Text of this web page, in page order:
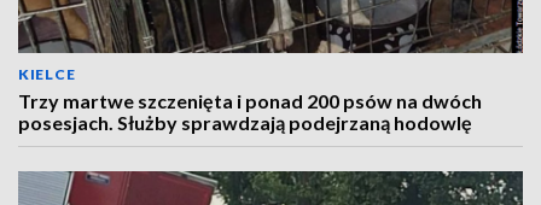
KIELCE
Trzy martwe szczenięta i ponad 200 psów na dwóch
posesjach. Służby sprawdzają podejrzaną hodowlę